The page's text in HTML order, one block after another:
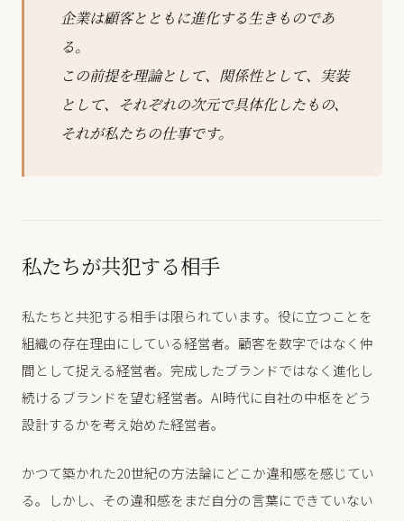
企業は顧客とともに進化する生きものであ
る。
この前提を理論として、関係性として、実装
として、それぞれの次元で具体化したもの、
それが私たちの仕事です。
私たちが共犯する相手
私たちと共犯する相手は限られています。役に立つことを
組織の存在理由にしている経営者。顧客を数字ではなく仲
間として捉える経営者。完成したブランドではなく進化し
続けるブランドを望む経営者。AI時代に自社の中枢をどう
設計するかを考え始めた経営者。
かつて築かれた20世紀の方法論にどこか違和感を感じてい
る。しかし、その違和感をまだ自分の言葉にできていない